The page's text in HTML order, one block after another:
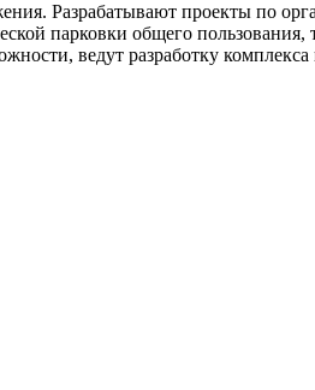
Разрабатывают проекты по
парковки общего
ведут разработку